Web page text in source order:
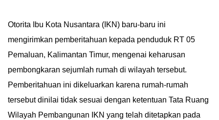
Otorita Ibu Kota Nusantara (IKN) baru-baru ini
mengirimkan pemberitahuan kepada penduduk RT 05
Pemaluan, Kalimantan Timur, mengenai keharusan
pembongkaran sejumlah rumah di wilayah tersebut.
Pemberitahuan ini dikeluarkan karena rumah-rumah
tersebut dinilai tidak sesuai dengan ketentuan Tata Ruang
Wilayah Pembangunan IKN yang telah ditetapkan pada